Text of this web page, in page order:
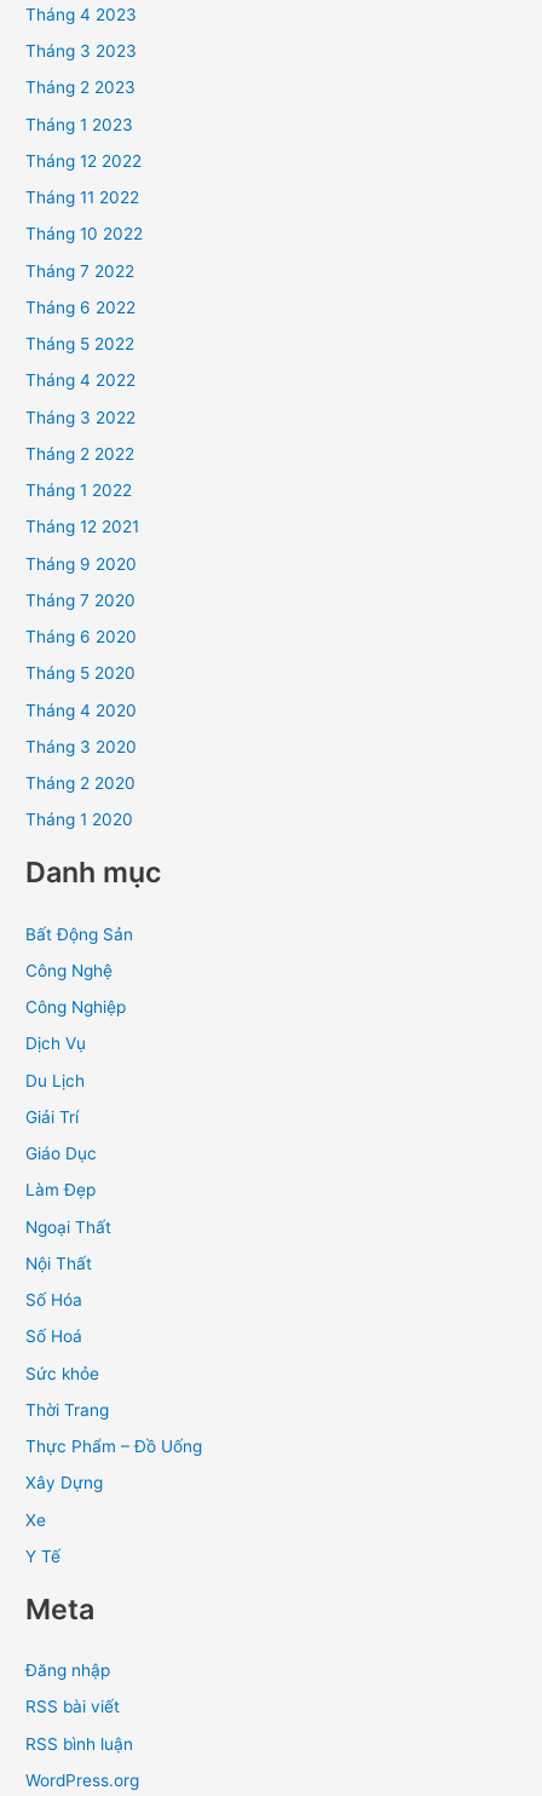
Tháng 4 2023
Tháng 3 2023
Tháng 2 2023
Tháng 1 2023
Tháng 12 2022
Tháng 11 2022
Tháng 10 2022
Tháng 7 2022
Tháng 6 2022
Tháng 5 2022
Tháng 4 2022
Tháng 3 2022
Tháng 2 2022
Tháng 1 2022
Tháng 12 2021
Tháng 9 2020
Tháng 7 2020
Tháng 6 2020
Tháng 5 2020
Tháng 4 2020
Tháng 3 2020
Tháng 2 2020
Tháng 1 2020
Danh mục
Bất Động Sản
Công Nghệ
Công Nghiệp
Dịch Vụ
Du Lịch
Giải Trí
Giáo Dục
Làm Đẹp
Ngoại Thất
Nội Thất
Số Hóa
Số Hoá
Sức khỏe
Thời Trang
Thực Phẩm – Đồ Uống
Xây Dựng
Xe
Y Tế
Meta
Đăng nhập
RSS bài viết
RSS bình luận
WordPress.org